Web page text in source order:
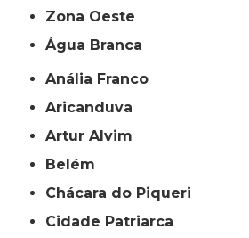
Zona Oeste
Água Branca
Anália Franco
Aricanduva
Artur Alvim
Belém
Chácara do Piqueri
Cidade Patriarca